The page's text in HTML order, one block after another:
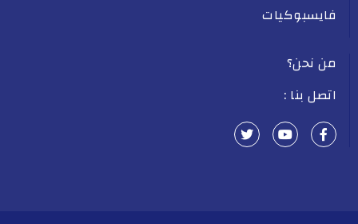
فايسبوكيات
من نحن؟
اتصل بنا :